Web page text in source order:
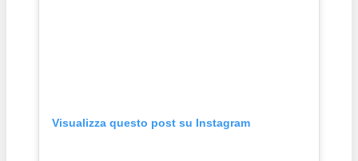
Visualizza questo post su Instagram